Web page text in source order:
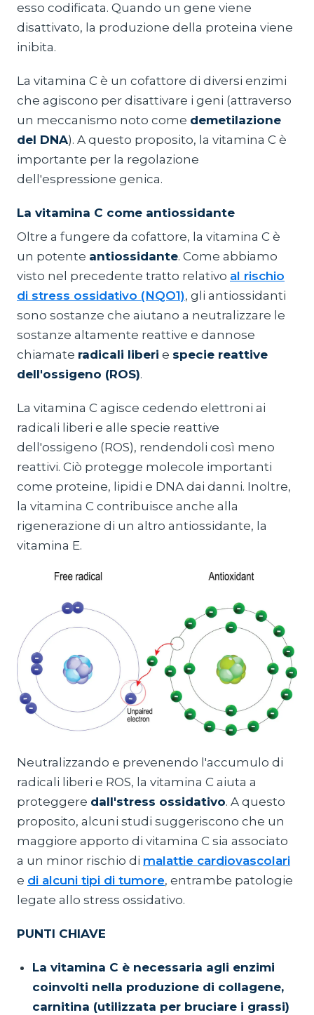
esso codificata. Quando un gene viene
disattivato, la produzione della proteina viene
inibita.
La vitamina C è un cofattore di diversi enzimi
che agiscono per disattivare i geni (attraverso
un meccanismo noto come demetilazione
del DNA). A questo proposito, la vitamina C è
importante per la regolazione
dell'espressione genica.
La vitamina C come antiossidante
Oltre a fungere da cofattore, la vitamina C è
un potente antiossidante. Come abbiamo
visto nel precedente tratto relativo al rischio
di stress ossidativo (NQO1), gli antiossidanti
sono sostanze che aiutano a neutralizzare le
sostanze altamente reattive e dannose
chiamate radicali liberi e specie reattive
dell'ossigeno (ROS).
La vitamina C agisce cedendo elettroni ai
radicali liberi e alle specie reattive
dell'ossigeno (ROS), rendendoli così meno
reattivi. Ciò protegge molecole importanti
come proteine, lipidi e DNA dai danni. Inoltre,
la vitamina C contribuisce anche alla
rigenerazione di un altro antiossidante, la
vitamina E.
Neutralizzando e prevenendo l'accumulo di
radicali liberi e ROS, la vitamina C aiuta a
proteggere dall'stress ossidativo. A questo
proposito, alcuni studi suggeriscono che un
maggiore apporto di vitamina C sia associato
a un minor rischio di malattie cardiovascolari
e di alcuni tipi di tumore, entrambe patologie
legate allo stress ossidativo.
PUNTI CHIAVE
La vitamina C è necessaria agli enzimi
coinvolti nella produzione di collagene,
carnitina (utilizzata per bruciare i grassi)